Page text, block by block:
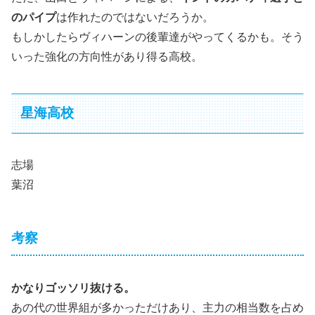
のパイプは作れたのではないだろうか。
もしかしたらヴィハーンの後輩達がやってくるかも。そう
いった強化の方向性があり得る高校。
星海高校
志場
葉沼
考察
かなりゴッソリ抜ける。
あの代の世界組が多かっただけあり、主力の相当数を占め